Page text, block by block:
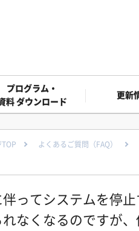
プログラム・
料 ダウンロード
更新
よくあるご質問（FAQ）
伴ってシステムを停
なくなるのですが